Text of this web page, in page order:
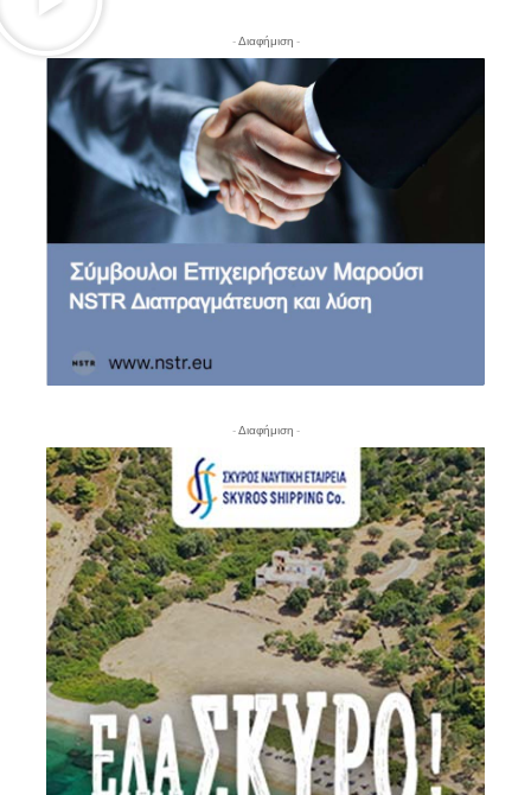
- Διαφήμιση -
- Διαφήμιση -